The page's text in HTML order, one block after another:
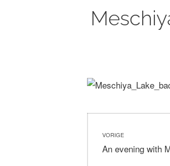
navigatie
VORIGE
Vorig
An evening with